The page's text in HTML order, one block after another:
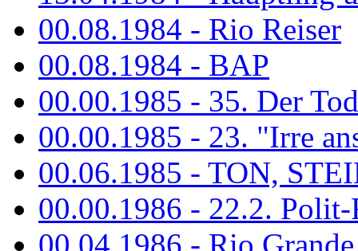
00.08.1984 - Rio Reiser
00.08.1984 - BAP
00.00.1985 - 35. Der
00.00.1985 - 23. "Irre
00.06.1985 - TON,
00.00.1986 - 22.2.
00.04.1986 - Rio Grande